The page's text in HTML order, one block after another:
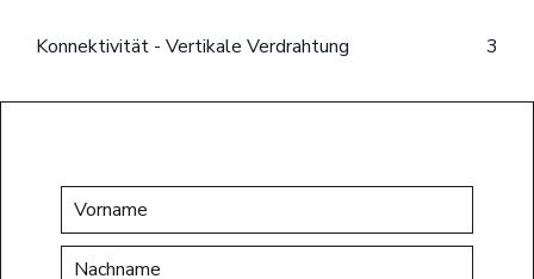
Konnektivität - Vertikale Verdrahtung 3